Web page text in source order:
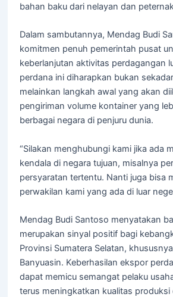
bahan baku dari nelayan dan
Dalam sambutannya, Mendag Budi
komitmen penuh pemerintah pusat
keberlanjutan aktivitas perdagangan
perdana ini diharapkan bukan
melainkan langkah awal yang akan
pengiriman volume kontainer yang
berbagai negara di penjuru dunia.
“Silakan menghubungi kami jika ada
kendala di negara tujuan, misalnya
persyaratan tertentu. Nanti juga bisa
perwakilan kami yang ada di luar
Mendag Budi Santoso menyatakan
merupakan sinyal positif bagi
Provinsi Sumatera Selatan,
Banyuasin. Keberhasilan ekspor
dapat memicu semangat pelaku
terus meningkatkan kualitas produksi